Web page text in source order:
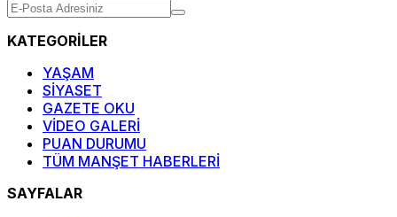
KATEGORİLER
YAŞAM
SİYASET
GAZETE OKU
VİDEO GALERİ
PUAN DURUMU
TÜM MANŞET HABERLERİ
SAYFALAR